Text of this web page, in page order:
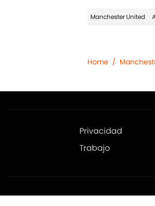
Manchester United
Home /
Privacidad
Trabajo